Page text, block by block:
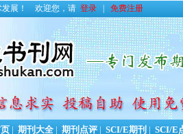
发展！ 欢迎您，请 登录 免费注册
期刊大全 期刊点评 SCI/E期刊 SCI/E